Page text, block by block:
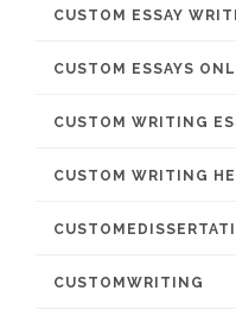
CUSTOM ESSAY
CUSTOM ESSAYS
CUSTOM WRITING
CUSTOM WRITING
CUSTOMWRITING